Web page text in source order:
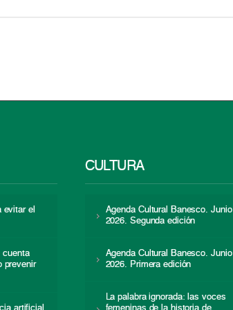
evitar el
cuenta
prevenir
CULTURA
Agenda Cultural Banesco. Junio
2026. Segunda edición
Agenda Cultural Banesco. Junio
2026. Primera edición
La palabra ignorada: las voces